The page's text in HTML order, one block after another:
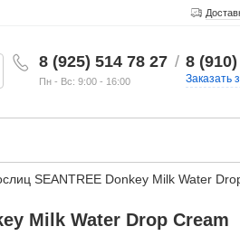
8 (925) 514 78 27
Пн - Вс: 9:00 - 16:00
/ 8
Заказать
SEANTREE Donkey Milk Water
Milk Water Drop Cream